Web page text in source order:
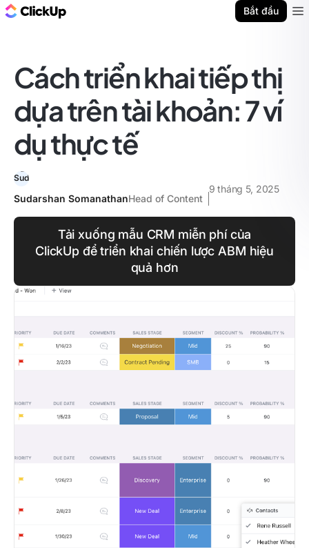
Bắt đầu
Cách triển khai tiếp thị
dựa trên tài khoản: 7 ví
dụ thực tế
Sudarshan SomanathanHead of Content
9 tháng 5, 2025
Tải xuống mẫu CRM miễn phí của
ClickUp để triển khai chiến lược ABM hiệu
quả hơn